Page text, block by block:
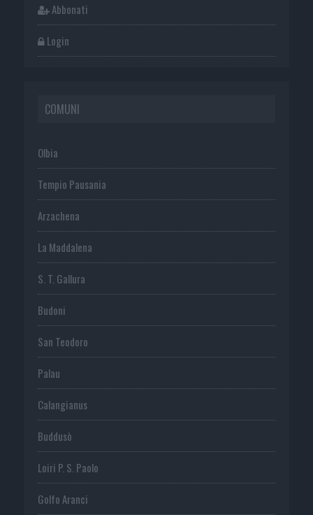
Abbonati
Login
COMUNI
Olbia
Tempio Pausania
Arzachena
La Maddalena
S. T. Gallura
Budoni
San Teodoro
Palau
Calangianus
Buddusò
Loiri P. S. Paolo
Golfo Aranci